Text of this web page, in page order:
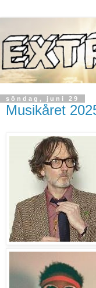
söndag, juni 29
Musikåret